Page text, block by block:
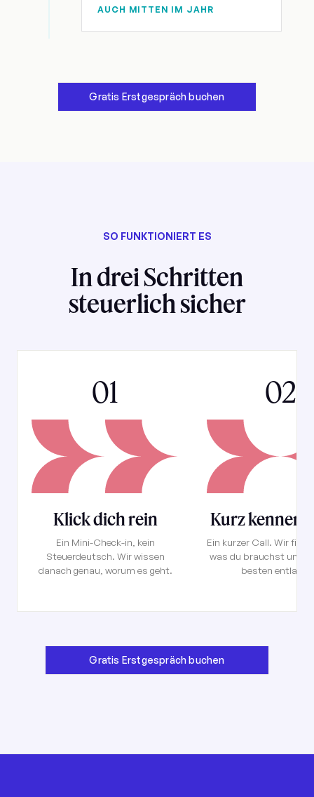
AUCH MITTEN IM JAHR
Gratis Erstgespräch buchen
SO FUNKTIONIERT ES
In drei Schritten
steuerlich sicher
01
Klick dich rein
Ein Mini-Check-in, kein
Steuerdeutsch. Wir wissen
danach genau, worum es geht.
02
Kurz
Ein kurzer Call. Wir
was du brauchst und
besten
Gratis Erstgespräch buchen